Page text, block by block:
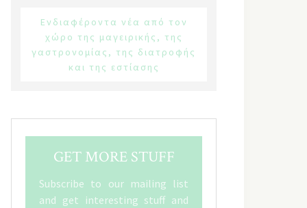
Ενδιαφέροντα νέα από τον
χώρο της μαγειρικής, της
γαστρονομίας, της διατροφής
και της εστίασης
GET MORE STUFF
Subscribe to our mailing list
and get interesting stuff and